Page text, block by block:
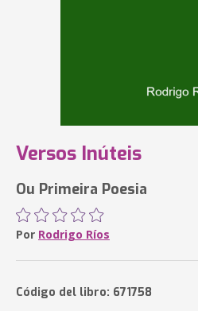
Versos Inúteis
Ou Primeira Poesia
Por Rodrigo Ríos
Código del libro: 671758